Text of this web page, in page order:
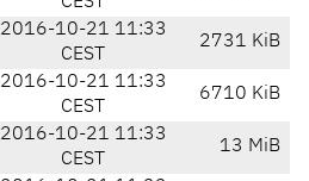
2016-10-21 11:33
CEST
2731 KiB
2016-10-21 11:33
CEST
6710 KiB
2016-10-21 11:33
CEST
13 MiB